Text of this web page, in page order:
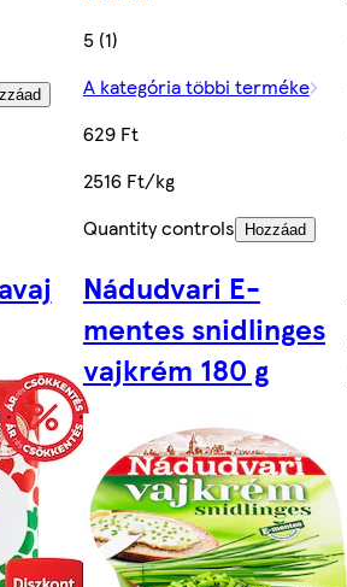
5 (1)
A kategória többi terméke
629 Ft
2516 Ft/kg
Quantity controls
Hozzáad
Nádudvari E-
mentes snidlinges
vajkrém 180 g